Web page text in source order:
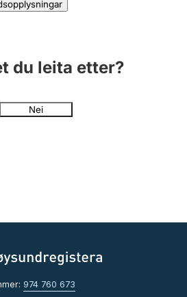
du leita etter?
Nei
974 760 673